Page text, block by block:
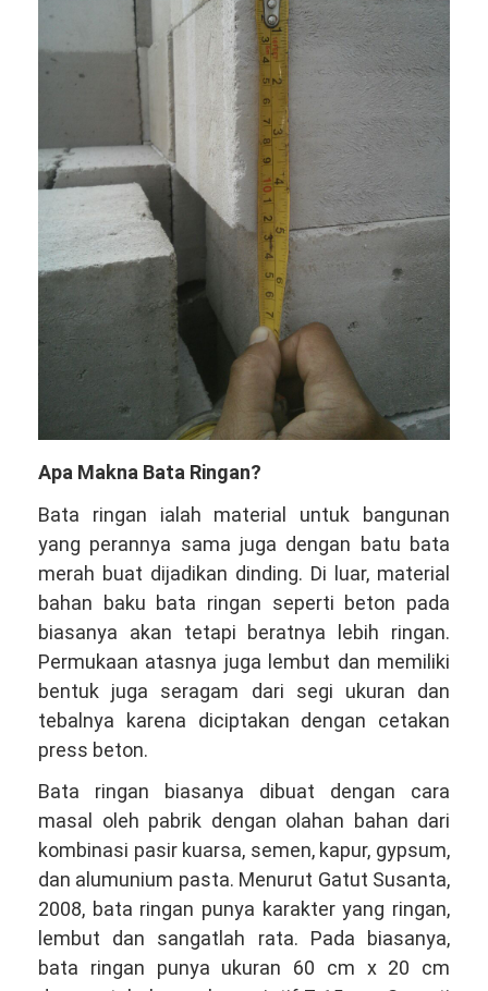
Apa Makna Bata Ringan?
Bata ringan ialah material untuk bangunan
yang perannya sama juga dengan batu bata
merah buat dijadikan dinding. Di luar, material
bahan baku bata ringan seperti beton pada
biasanya akan tetapi beratnya lebih ringan.
Permukaan atasnya juga lembut dan memiliki
bentuk juga seragam dari segi ukuran dan
tebalnya karena diciptakan dengan cetakan
press beton.
Bata ringan biasanya dibuat dengan cara
masal oleh pabrik dengan olahan bahan dari
kombinasi pasir kuarsa, semen, kapur, gypsum,
dan alumunium pasta. Menurut Gatut Susanta,
2008, bata ringan punya karakter yang ringan,
lembut dan sangatlah rata. Pada biasanya,
bata ringan punya ukuran 60 cm x 20 cm